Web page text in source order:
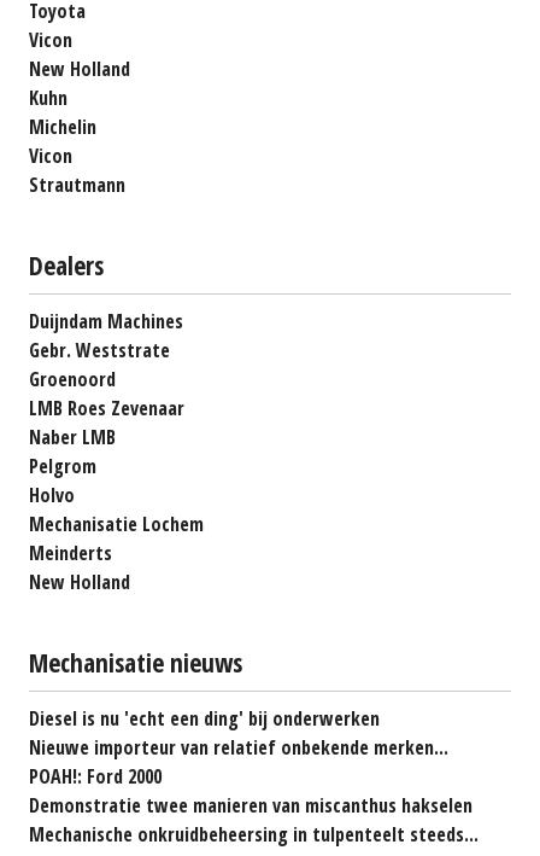
Toyota
Vicon
New Holland
Kuhn
Michelin
Vicon
Strautmann
Dealers
Duijndam Machines
Gebr. Weststrate
Groenoord
LMB Roes Zevenaar
Naber LMB
Pelgrom
Holvo
Mechanisatie Lochem
Meinderts
New Holland
Mechanisatie nieuws
Diesel is nu 'echt een ding' bij onderwerken
Nieuwe importeur van relatief onbekende merken...
POAH!: Ford 2000
Demonstratie twee manieren van miscanthus hakselen
Mechanische onkruidbeheersing in tulpenteelt steeds...